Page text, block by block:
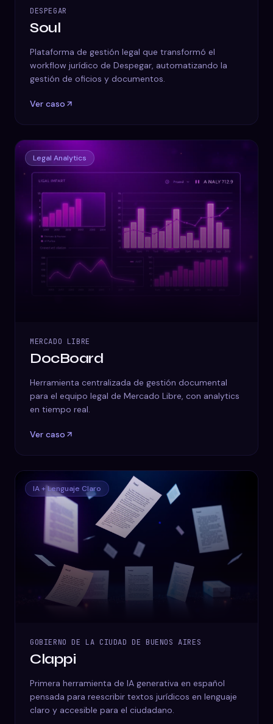
DESPEGAR
Soul
Plataforma de gestión legal que transformó el
workflow jurídico de Despegar, automatizando la
gestión de oficios y documentos.
Ver caso
Legal Analytics
MERCADO LIBRE
DocBoard
Herramienta centralizada de gestión documental
para el equipo legal de Mercado Libre, con analytics
en tiempo real.
Ver caso
IA + Lenguaje Claro
GOBIERNO DE LA CIUDAD DE BUENOS AIRES
Clappi
Primera herramienta de IA generativa en español
pensada para reescribir textos jurídicos en lenguaje
claro y accesible para el ciudadano.